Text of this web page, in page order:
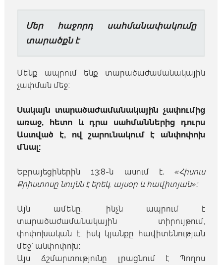
Մեր հաջորդ սահմանափակումը
տարածքն է
Մենք ապրում ենք տարածաժամանակային
չափման մեջ։
Սակայն տարածաժամանակային չափումից
առաջ, հետո և դրա սահմաններից դուրս
Աստված է, ով շարունակում է անփոփոխ
մնալ։
Եբրայեցիներին 13:8-ն ասում է.«Հիսուս
Քրիստոսը նույնն է երեկ, այսօր և հավիտյան»։
Այն ամենը, ինչն ապրում է
տարածաժամանակային տիրույթում,
փոփոխական է, իսկ կյանքը հավիտենության
մեջ` անփոփոխ։
Այս ճշմարտությունը լրացնում է Պողոս